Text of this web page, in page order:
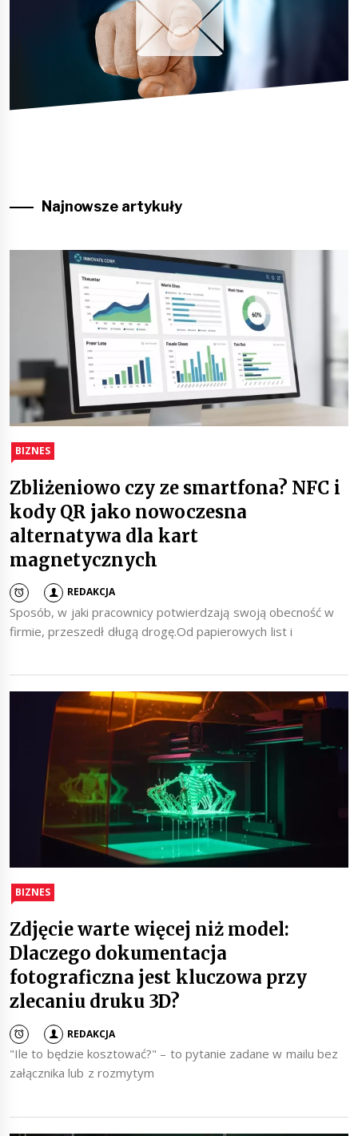
Najnowsze artykuły
BIZNES
Zbliżeniowo czy ze smartfona? NFC i
kody QR jako nowoczesna
alternatywa dla kart
magnetycznych
REDAKCJA
Sposób, w jaki pracownicy potwierdzają swoją obecność w
firmie, przeszedł długą drogę.Od papierowych list i
BIZNES
Zdjęcie warte więcej niż model:
Dlaczego dokumentacja
fotograficzna jest kluczowa przy
zlecaniu druku 3D?
REDAKCJA
"Ile to będzie kosztować?" – to pytanie zadane w mailu bez
załącznika lub z rozmytym